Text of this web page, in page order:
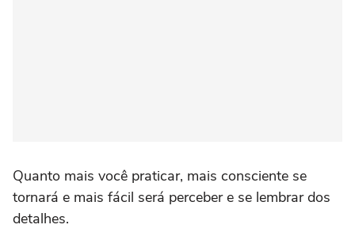
Quanto mais você praticar, mais consciente se
tornará e mais fácil será perceber e se lembrar dos
detalhes.